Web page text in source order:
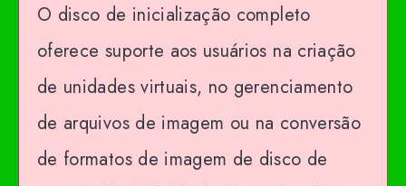
O disco de inicialização completo
oferece suporte aos usuários na criação
de unidades virtuais, no gerenciamento
de arquivos de imagem ou na conversão
de formatos de imagem de disco de